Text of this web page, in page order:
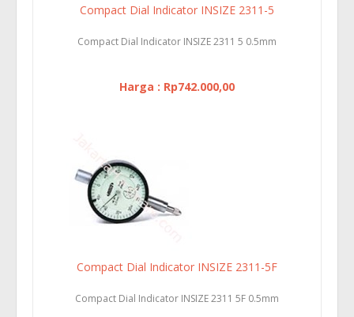
Compact Dial Indicator INSIZE 2311-5
Compact Dial Indicator INSIZE 2311 5 0.5mm
Harga : Rp742.000,00
Compact Dial Indicator INSIZE 2311-5F
Compact Dial Indicator INSIZE 2311 5F 0.5mm